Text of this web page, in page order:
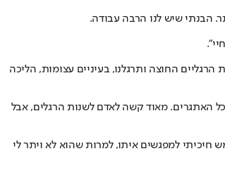
הבנתי שיש לנו הרבה עבודה.
החוצה ותרגלנו, בעיניים עצומות, הליכה
האתגרים. מאוד קשה לאדם לשנות הרגלים, אבל
חיכיתי למפגשים איתו, למרות שהוא לא ויתר לי